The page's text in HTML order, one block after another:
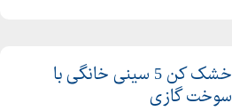
خشک کن 5 سینی خانگی با
سوخت گازی